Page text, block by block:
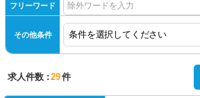
フリーワード
その他条件
求人件数 : 29件